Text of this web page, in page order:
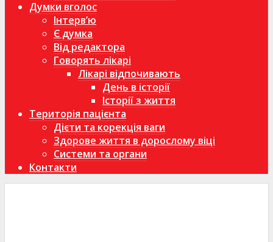
Думки вголос
Інтерв’ю
Є думка
Від редактора
Говорять лікарі
Лікарі відпочивають
День в історії
Історії з життя
Територія пацієнта
Дієти та корекція ваги
Здорове життя в дорослому віці
Системи та органи
Контакти